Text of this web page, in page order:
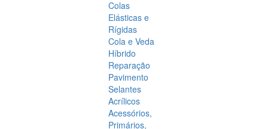
Colas
Elásticas e
Rígidas
Cola e Veda
Híbrido
Reparação
Pavimento
Selantes
Acrílicos
Acessórios,
Primários,